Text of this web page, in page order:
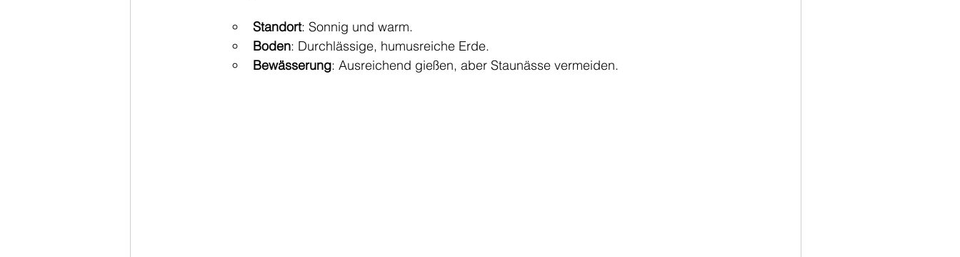
Standort: Sonnig und warm.
Boden: Durchlässige, humusreiche Erde.
Bewässerung: Ausreichend gießen, aber Staunässe vermeiden.